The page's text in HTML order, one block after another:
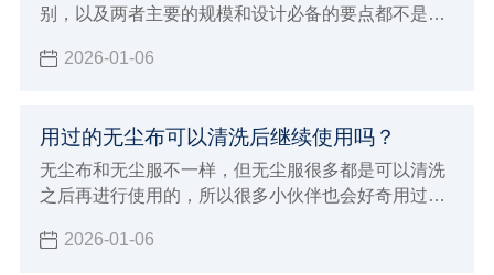
别，以及两者主要的规模和设计必备的要点都不是很
的应用领域是不一样的，所以本次小辉来做详细的介
2026-01-06
用过的无尘布可以清洗后继续使用吗？
无尘布和无尘服不一样，但无尘服很多都是可以清洗
之后再进行使用的，所以很多小伙伴也会好奇用过的
家一下，让大家对无尘布产品有个基本的认识和了
2026-01-06